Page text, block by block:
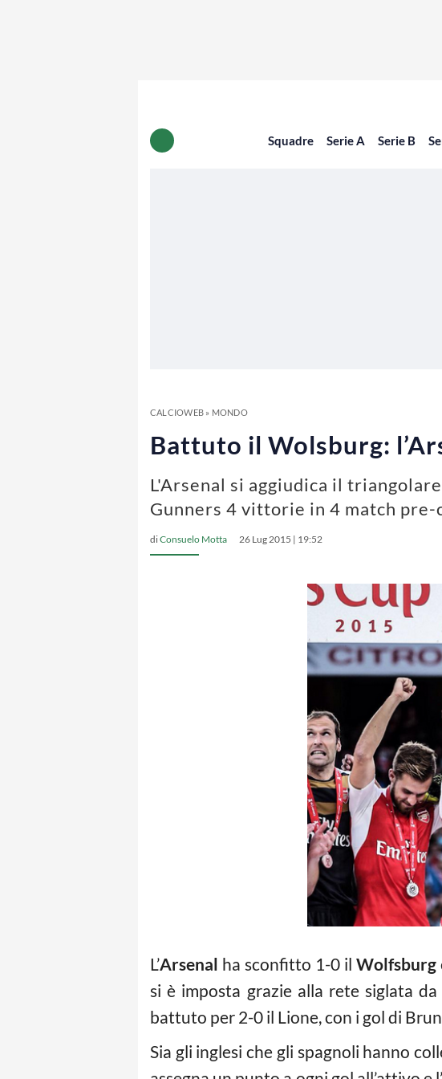
Squadre Serie A Serie B
CALCIOWEB» MONDO
Battuto il Wolsburg:
L'Arsenal si aggiudica il
Gunners 4 vittorie in 4 match pre-
diConsuelo Motta 26 Lug 2015 | 19:52
L’Arsenal ha sconfitto 1-0 il Wolfsburg
si è imposta grazie alla rete siglata da
battuto per 2-0 il Lione, con i gol di
Sia gli inglesi che gli spagnoli hanno